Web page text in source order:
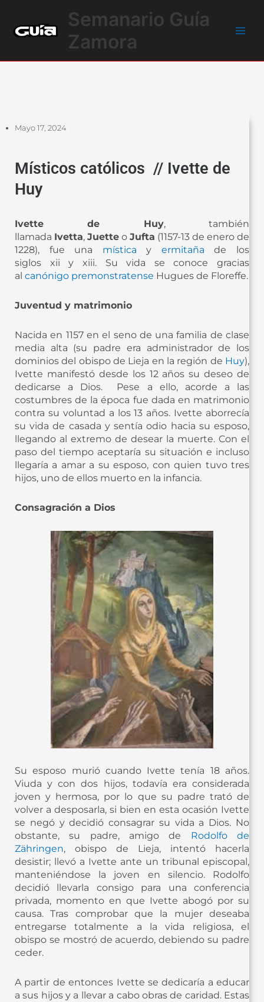
contenido
Semanario Guía
Zamora
Mayo 17, 2024
Místicos católicos // Ivette de
Huy
Ivette de Huy, también
llamada Ivetta, Juette o Jufta (1157-13 de enero de
1228), fue una mística y ermitaña de los
siglos xii y xiii. Su vida se conoce gracias
al canónigo premonstratense Hugues de Floreffe.
Juventud y matrimonio
Nacida en 1157 en el seno de una familia de clase
media alta (su padre era administrador de los
dominios del obispo de Lieja en la región de Huy),
Ivette manifestó desde los 12 años su deseo de
dedicarse a Dios. ​ Pese a ello, acorde a las
costumbres de la época fue dada en matrimonio
contra su voluntad a los 13 años. Ivette aborrecía
su vida de casada y sentía odio hacia su esposo,
llegando al extremo de desear la muerte. Con el
paso del tiempo aceptaría su situación e incluso
llegaría a amar a su esposo, con quien tuvo tres
hijos, uno de ellos muerto en la infancia.
Consagración a Dios
Su esposo murió cuando Ivette tenía 18 años.
Viuda y con dos hijos, todavía era considerada
joven y hermosa, por lo que su padre trató de
volver a desposarla, si bien en esta ocasión Ivette
se negó y decidió consagrar su vida a Dios. No
obstante, su padre, amigo de Rodolfo de
Zähringen, obispo de Lieja, intentó hacerla
desistir; llevó a Ivette ante un tribunal episcopal,
manteniéndose la joven en silencio. Rodolfo
decidió llevarla consigo para una conferencia
privada, momento en que Ivette abogó por su
causa. Tras comprobar que la mujer deseaba
entregarse totalmente a la vida religiosa, el
obispo se mostró de acuerdo, debiendo su padre
ceder.
A partir de entonces Ivette se dedicaría a educar
a sus hijos y a llevar a cabo obras de caridad. Estas